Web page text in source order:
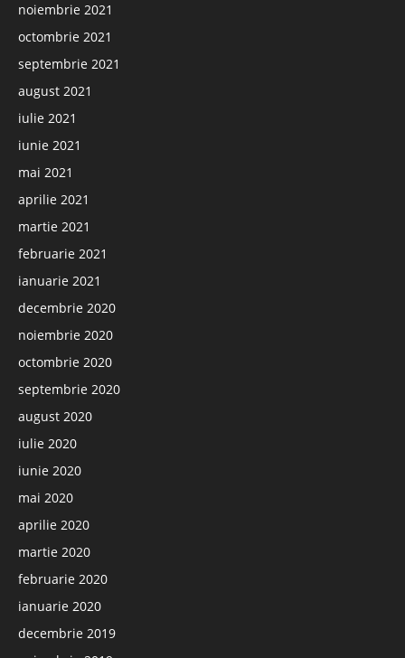
noiembrie 2021
octombrie 2021
septembrie 2021
august 2021
iulie 2021
iunie 2021
mai 2021
aprilie 2021
martie 2021
februarie 2021
ianuarie 2021
decembrie 2020
noiembrie 2020
octombrie 2020
septembrie 2020
august 2020
iulie 2020
iunie 2020
mai 2020
aprilie 2020
martie 2020
februarie 2020
ianuarie 2020
decembrie 2019